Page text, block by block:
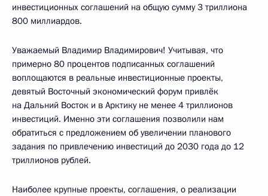
инвестиционных соглашений на общую сумму 3 триллиона
800 миллиардов.
Уважаемый Владимир Владимирович! Учитывая, что
примерно 80 процентов подписанных соглашений
воплощаются в реальные инвестиционные проекты,
девятый Восточный экономический форум привлёк
на Дальний Восток и в Арктику не менее 4 триллионов
инвестиций. Именно эти соглашения позволили нам
обратиться с предложением об увеличении планового
задания по привлечению инвестиций до 2030 года до 12
триллионов рублей.
Наиболее крупные проекты, соглашения, о реализации